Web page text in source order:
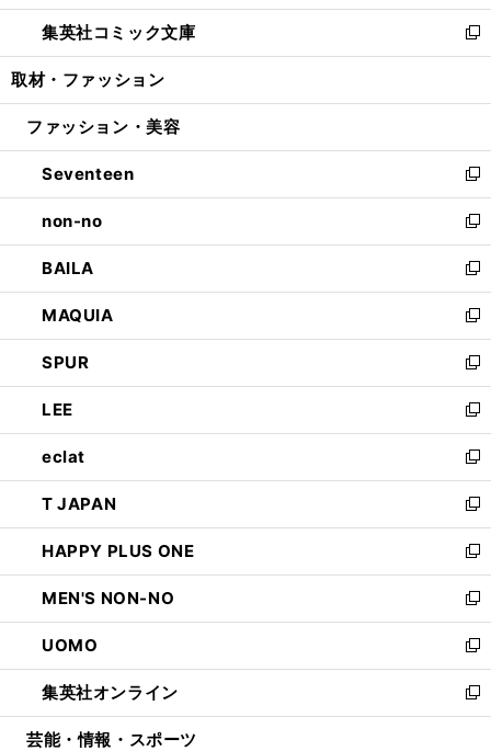
開
く
ウ
で
開
ン
ド
ウ
開
ウ
ィ
ン
ウ
開
く
し
い
ウ
ン
ウ
で
開
く
集英社コミック文庫
新
し
ウ
ン
ド
ウ
で
開
く
取材・ファッション
ファッション・美容
Seventeen
新
し
い
ウ
ィ
ン
ド
ウ
で
開
く
non-no
新
し
い
ウ
ィ
ン
ド
ウ
で
開
く
BAILA
新
し
い
ウ
ィ
ン
ド
ウ
で
開
く
MAQUIA
新
し
い
ウ
ィ
ン
ド
ウ
で
開
く
SPUR
新
し
い
ウ
ィ
ン
ド
ウ
で
開
く
LEE
新
し
い
ウ
ィ
ン
ド
ウ
で
開
く
eclat
新
し
い
ウ
ィ
ン
ド
ウ
で
開
く
T JAPAN
新
し
い
ウ
ィ
ン
ド
ウ
で
開
HAPPY PLUS ONE
新
し
い
ウ
ィ
ン
ド
ウ
MEN'S NON-NO
新
し
い
ウ
ィ
ン
UOMO
新
し
い
ウ
集英社オンライン
新
し
芸能・情報・スポーツ